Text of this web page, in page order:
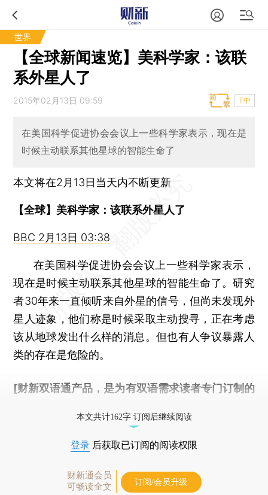
世界
【全球新闻速览】美科学家：该联
系外星人了
2015年02月13日 09:59 T中
在美国科学促进协会会议上一些科学家表示，现在是
时候主动联系其他星球的智能生命了
本文将在2月13日当天内不断更新
【全球】美科学家：该联系外星人了
BBC 2月13日 03:38
在美国科学促进协会会议上一些科学家表示，
现在是时候主动联系其他星球的智能生命了。研究
者30年来一直倾听来自外星的信号，但尚未发现外
星人迹象，他们称是时候采取主动搜寻，正在考虑
该从地球发出什么样的消息。但也有人争议暴露人
类的存在是危险的。
[财新双语通产品，是为有双语需求读者专门订制的
本文共计162字 订阅后继续阅读
登录 后获取已订阅的阅读权限
财新通会员
可畅读全文
订阅/会员升级